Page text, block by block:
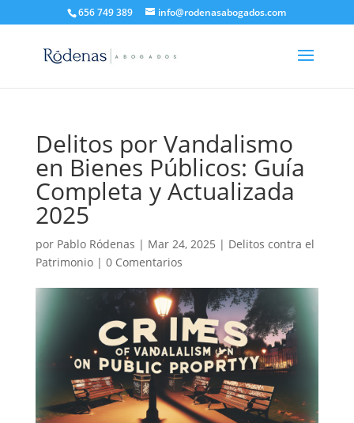
656 749 389 info@rodenasabogados.com
Delitos por Vandalismo
en Bienes Públicos: Guía
Completa y Actualizada
2025
por Pablo Ródenas | Mar 24, 2025 | Delitos contra el
Patrimonio| 0 Comentarios